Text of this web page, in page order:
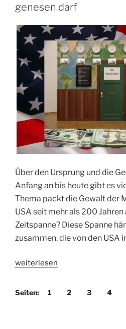
genesen darf
Über den Ursprung und die
Anfang an bis heute gibt es
Thema packt die Gewalt der
USA seit mehr als 200 Jahren
Zeitspanne? Diese Spanne
zusammen, die von den USA
„Warum
weiterlesen
Seiten: 1 2 3 4